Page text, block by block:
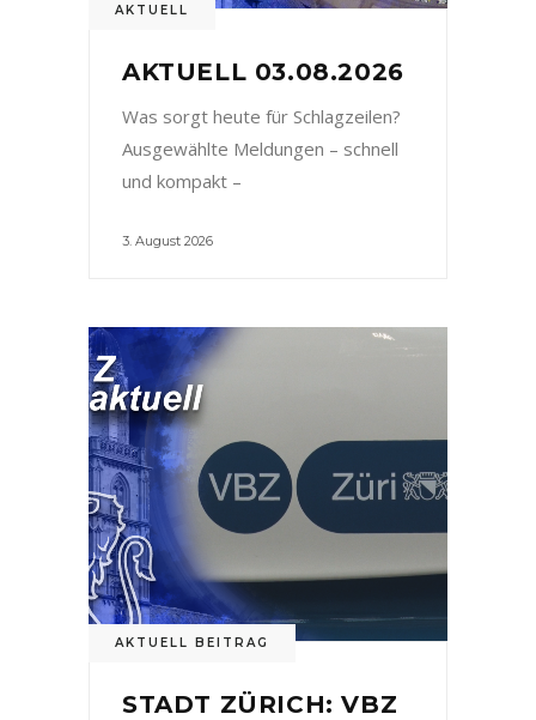
AKTUELL
AKTUELL 03.08.2026
Was sorgt heute für Schlagzeilen?
Ausgewählte Meldungen – schnell
und kompakt –
3. August 2026
AKTUELL BEITRAG
STADT ZÜRICH: VBZ